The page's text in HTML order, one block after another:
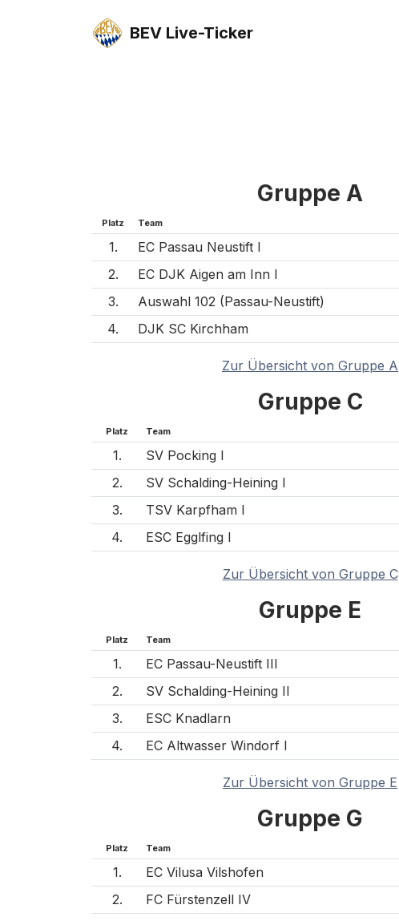
BEV Live-Ticker
Gruppe A
Platz Team
1. EC Passau Neustift I
2.
EC DJK Aigen am Inn I
3.
Auswahl 102 (Passau-Neustift)
4.
DJK SC Kirchham
Zur Übersicht von Gruppe A
Gruppe C
Platz Team
1. SV Pocking I
2.
SV Schalding-Heining I
3.
TSV Karpfham I
4.
ESC Egglfing I
Zur Übersicht von Gruppe C
Gruppe E
Platz Team
1. EC Passau-Neustift III
2.
SV Schalding-Heining II
3.
ESC Knadlarn
4.
EC Altwasser Windorf I
Zur Übersicht von Gruppe E
Gruppe G
Platz Team
1. EC Vilusa Vilshofen
2.
FC Fürstenzell IV